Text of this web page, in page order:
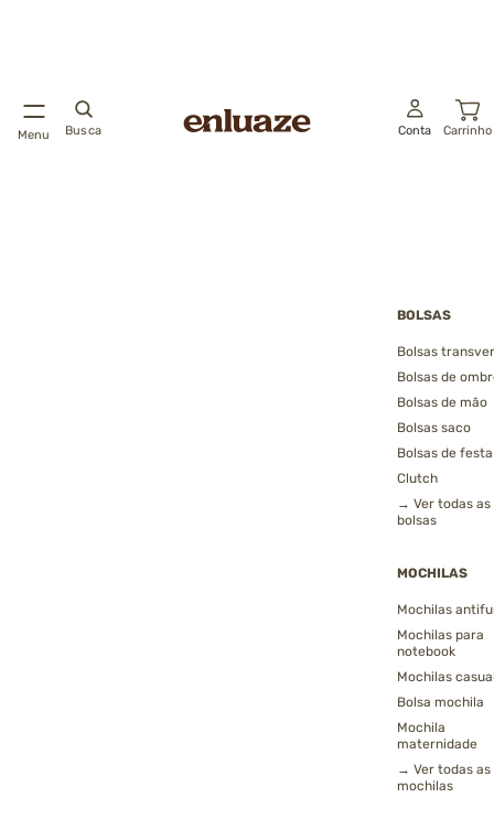
Menu Busca
BOLSAS
Bolsas
Bolsas de
Bolsas de mão
Bolsas saco
Bolsas de festa
Clutch
→ Ver todas as
bolsas
MOCHILAS
Mochilas
Mochilas para
notebook
Mochilas
Bolsa mochila
Mochila
maternidade
→ Ver todas as
mochilas
Conta Carrinho